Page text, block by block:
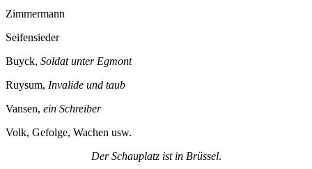
Zimmermann
Seifensieder
Buyck, Soldat unter Egmont
Ruysum, Invalide und taub
Vansen, ein Schreiber
Volk, Gefolge, Wachen usw.
Der Schauplatz ist in Brüssel.